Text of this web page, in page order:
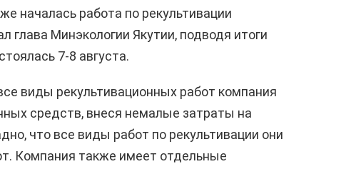
началась работа по рекультивации
глава Минэкологии Якутии, подводя итоги
7-8 августа.
виды рекультивационных работ компания
средств, внеся немалые затраты на
что все виды работ по рекультивации они
Компания также имеет отдельные